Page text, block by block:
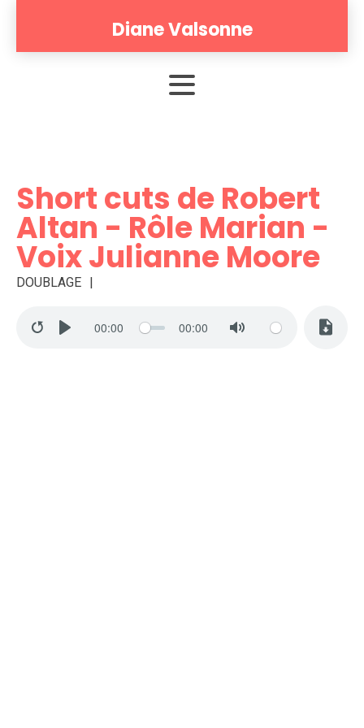
Diane Valsonne
Short cuts de Robert
Altan - Rôle Marian -
Voix Julianne Moore
DOUBLAGE
00:00 00:00